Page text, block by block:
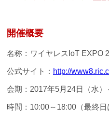
開催概要
名称：ワイヤレスIoT EXPO
公式サイト： http://
会期：2017年5月24日（水）
時間：10:00～18:00（最終日